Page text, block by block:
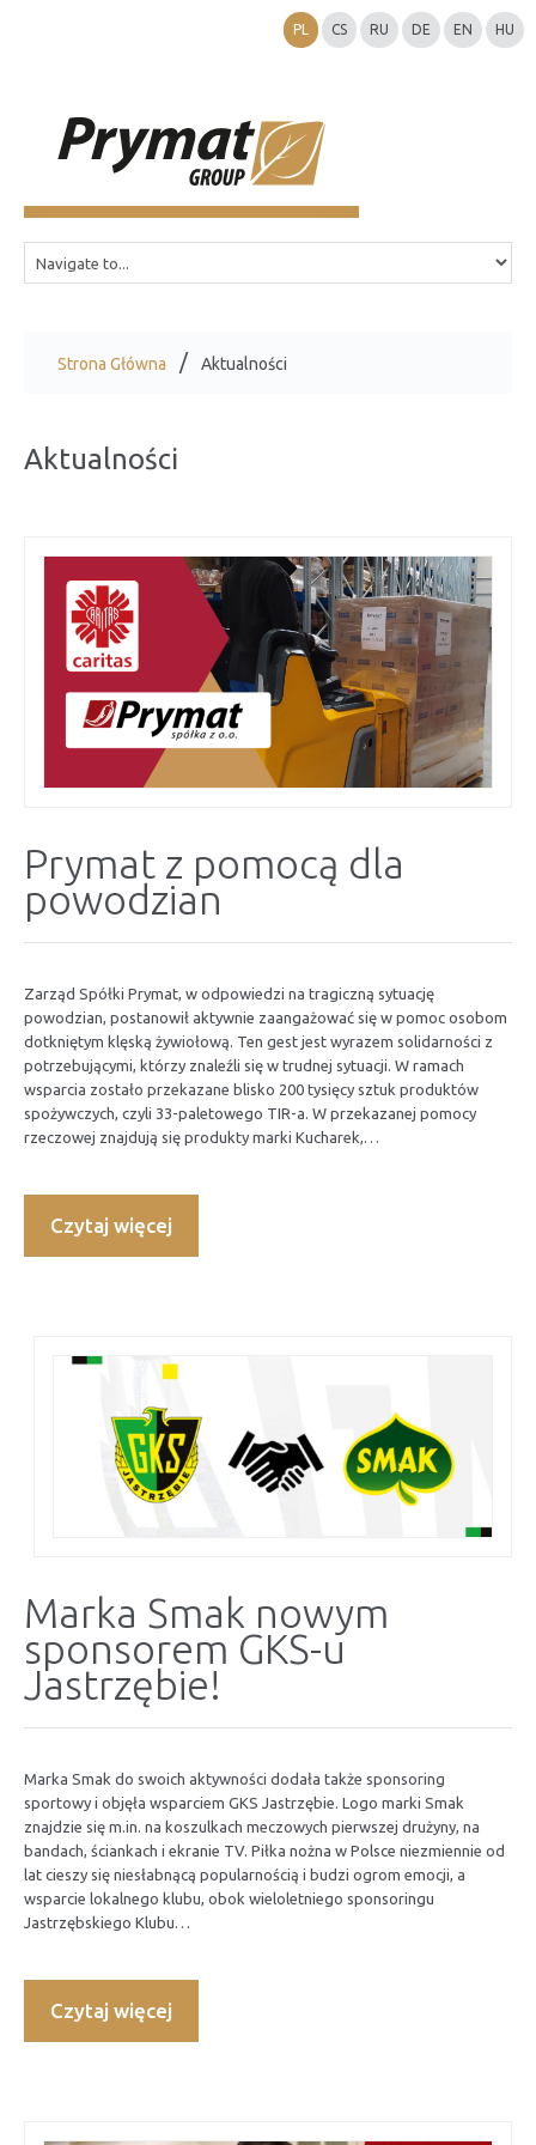
PL CS RU DE EN HU
Strona Główna Aktualności
Aktualności
Prymat z pomocą dla
powodzian
Zarząd Spółki Prymat, w odpowiedzi na tragiczną sytuację
powodzian, postanowił aktywnie zaangażować się w pomoc osobom
dotkniętym klęską żywiołową. Ten gest jest wyrazem solidarności z
potrzebującymi, którzy znaleźli się w trudnej sytuacji. W ramach
wsparcia zostało przekazane blisko 200 tysięcy sztuk produktów
spożywczych, czyli 33-paletowego TIR-a. W przekazanej pomocy
rzeczowej znajdują się produkty marki Kucharek,…
Czytaj więcej
Marka Smak nowym
sponsorem GKS-u
Jastrzębie!
Marka Smak do swoich aktywności dodała także sponsoring
sportowy i objęła wsparciem GKS Jastrzębie. Logo marki Smak
znajdzie się m.in. na koszulkach meczowych pierwszej drużyny, na
bandach, ściankach i ekranie TV. Piłka nożna w Polsce niezmiennie od
lat cieszy się niesłabnącą popularnością i budzi ogrom emocji, a
wsparcie lokalnego klubu, obok wieloletniego sponsoringu
Jastrzębskiego Klubu…
Czytaj więcej